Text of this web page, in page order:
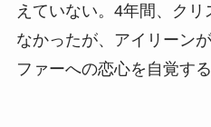
えていない。4年間、ク
なかったが、アイリーン
ファーへの恋心を自覚する